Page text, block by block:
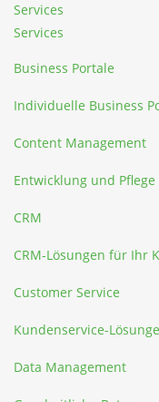
Services
Services
Business Portale
Individuelle Business
Content Management
Entwicklung und
CRM
CRM-Lösungen für Ihr
Customer Service
Kundenservice-
Data Management